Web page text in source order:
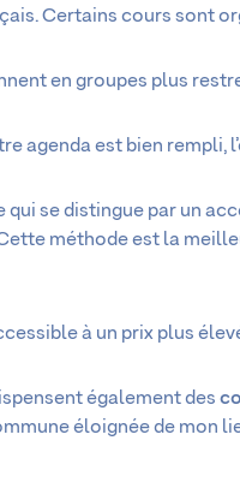
Certains cours sont
en groupes plus
agenda est bien rempli,
qui se distingue par un
méthode est la
à un prix plus
également des
éloignée de mon